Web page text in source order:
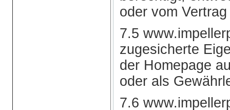
oder vom
7.5
zugesicherte
der Homepage
oder als
7.6